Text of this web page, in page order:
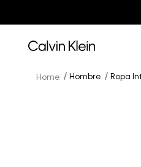
Hombre Ropa